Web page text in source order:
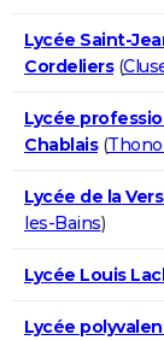
Lycée Saint-
Cordeliers(
Lycée
Chablais(
Lycée de la
les-Bains)
Lycée Louis
Lycée